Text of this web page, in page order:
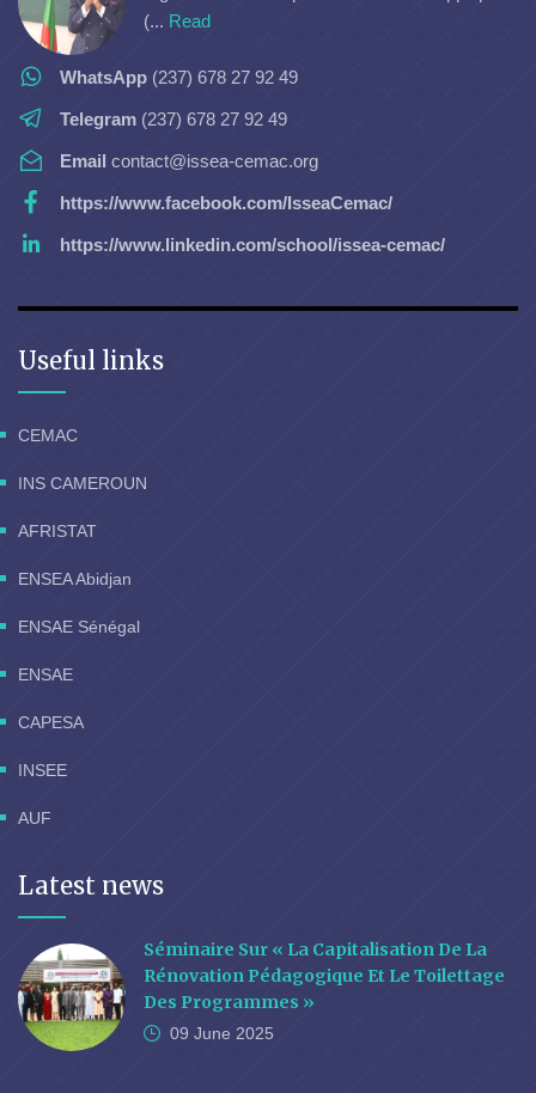
(... Read
WhatsApp (237) 678 27 92 49
Telegram (237) 678 27 92 49
Email contact@issea-cemac.org
https://www.facebook.com/IsseaCemac/
https://www.linkedin.com/school/issea-cemac/
Useful links
CEMAC
INS CAMEROUN
AFRISTAT
ENSEA Abidjan
ENSAE Sénégal
ENSAE
CAPESA
INSEE
AUF
Latest news
Séminaire Sur « La Capitalisation De La
Rénovation Pédagogique Et Le Toilettage
Des Programmes »
09 June 2025